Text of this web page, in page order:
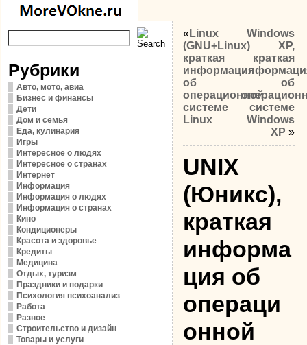
Рубрики
Авто, мото, авиа
Бизнес и финансы
Дети
Дом и семья
Еда, кулинария
Игры
Интересное о людях
Интересное о странах
Интернет
Информация
Информация о людях
Информация о странах
Кино
Кондиционеры
Красота и здоровье
Кредиты
Медицина
Отдых, туризм
Праздники и подарки
Психология психоанализ
Работа
Разное
Строительство и дизайн
Товары и услуги
«Linux
(GNU+Linux)
краткая
информация
об
операционной
системе
Linux
Windows
XP,
краткая
об
системе
Windows
XP »
UNIX
(Юникс),
краткая
информа
ция об
операци
онной